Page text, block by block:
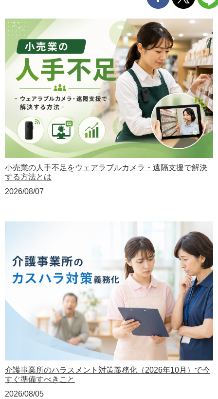
小売業の人手不足をウェアラブルカメラ・遠隔支援で解決
する方法とは
2026/08/07
介護事業所のハラスメント対策義務化（2026年10月）で今
すぐ準備すべきこと
2026/08/05